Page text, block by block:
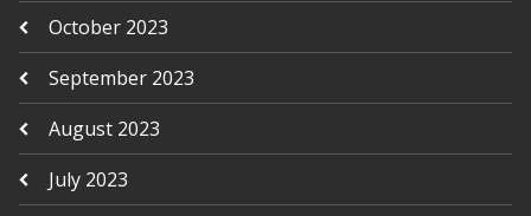
October 2023
September 2023
August 2023
July 2023